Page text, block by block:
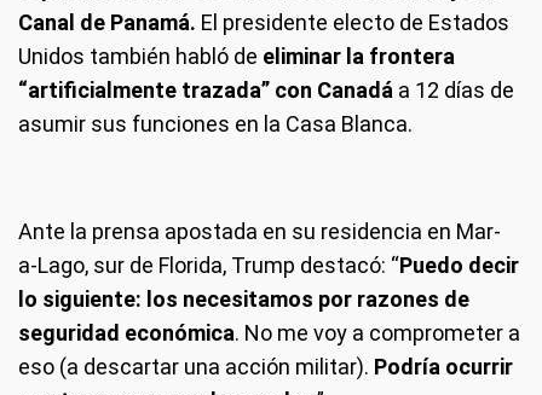
Canal de Panamá. El presidente electo de Estados
Unidos también habló de eliminar la frontera
“artificialmente trazada” con Canadá a 12 días de
asumir sus funciones en la Casa Blanca.
Ante la prensa apostada en su residencia en Mar-
a-Lago, sur de Florida, Trump destacó: “Puedo decir
lo siguiente: los necesitamos por razones de
seguridad económica. No me voy a comprometer a
eso (a descartar una acción militar). Podría ocurrir